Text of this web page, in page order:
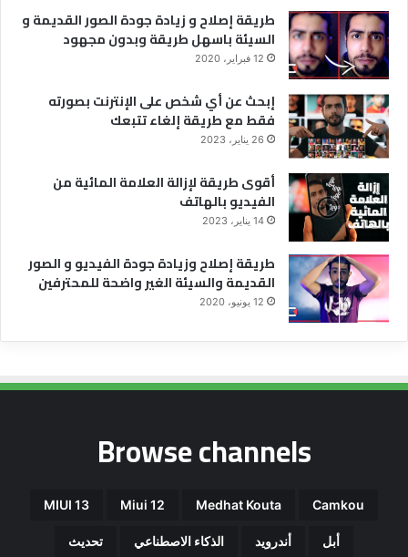
طريقة إصلاح و زيادة جودة الصور القديمة و
السيئة باسهل طريقة وبدون مجهود
12 فبراير، 2020
إبحث عن أي شخص على الإنترنت بصورته
فقط مع طريقة إلغاء تتبعك
26 يناير، 2023
أقوى طريقة لإزالة العلامة المائية من
الفيديو بالهاتف
14 يناير، 2023
طريقة إصلاح وزيادة جودة الفيديو و الصور
القديمة والسيئة الغير واضحة للمحترفين
12 يونيو، 2020
Browse channels
Camkou
Medhat Kouta
Miui 12
MIUI 13
أبل أندرويد الذكاء الاصطناعي تحديث